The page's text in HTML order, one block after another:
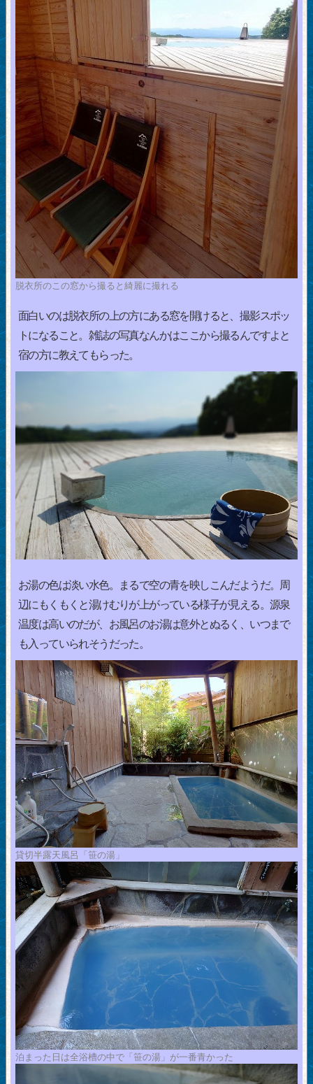
脱衣所のこの窓から撮ると綺麗に撮れる
面白いのは脱衣所の上の方にある窓を開けると、撮影スポッ
トになること。雑誌の写真なんかはここから撮るんですよと
宿の方に教えてもらった。
お湯の色は淡い水色。まるで空の青を映しこんだようだ。周
辺にもくもくと湯けむりが上がっている様子が見える。源泉
温度は高いのだが、お風呂のお湯は意外とぬるく、いつまで
も入っていられそうだった。
貸切半露天風呂「笹の湯」
泊まった日は全浴槽の中で「笹の湯」が一番青かった